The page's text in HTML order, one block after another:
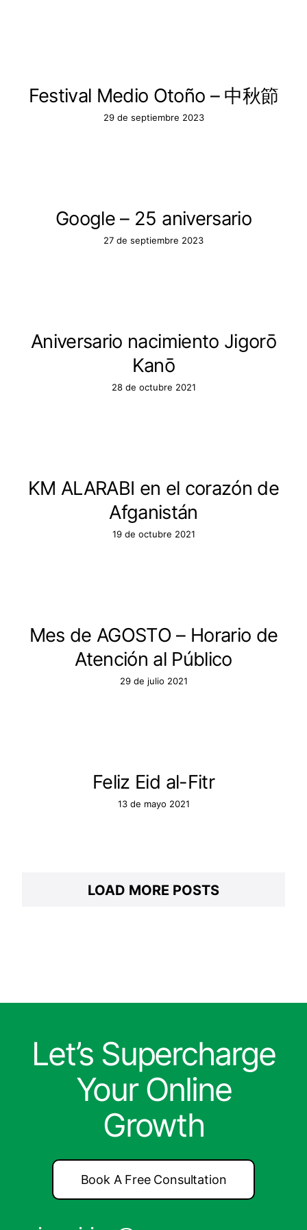
Festival Medio Otoño – 中秋節
29 de septiembre 2023
Google – 25 aniversario
27 de septiembre 2023
Aniversario nacimiento Jigorō
Kanō
28 de octubre 2021
KM ALARABI en el corazón de
Afganistán
19 de octubre 2021
Mes de AGOSTO – Horario de
Atención al Público
29 de julio 2021
Feliz Eid al-Fitr
13 de mayo 2021
LOAD MORE POSTS
Let’s Supercharge
Your Online
Growth
Book A Free Consultation